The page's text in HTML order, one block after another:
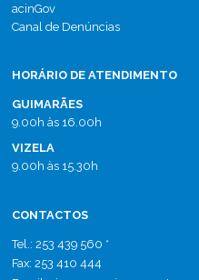
acinGov
Canal de Denúncias
HORÁRIO DE ATENDIMENTO
GUIMARÃES
9.00h às 16.00h
VIZELA
9.00h às 15.30h
CONTACTOS
Tel.: 253 439 560 *
Fax: 253 410 444